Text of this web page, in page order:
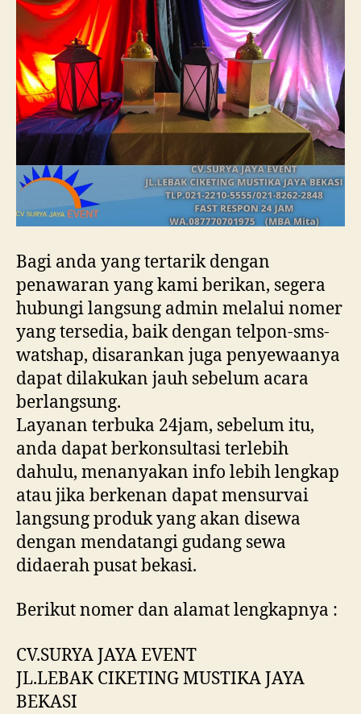
Bagi anda yang tertarik dengan
penawaran yang kami berikan, segera
hubungi langsung admin melalui nomer
yang tersedia, baik dengan telpon-sms-
watshap, disarankan juga penyewaanya
dapat dilakukan jauh sebelum acara
berlangsung.
Layanan terbuka 24jam, sebelum itu,
anda dapat berkonsultasi terlebih
dahulu, menanyakan info lebih lengkap
atau jika berkenan dapat mensurvai
langsung produk yang akan disewa
dengan mendatangi gudang sewa
didaerah pusat bekasi.
Berikut nomer dan alamat lengkapnya :
CV.SURYA JAYA EVENT
JL.LEBAK CIKETING MUSTIKA JAYA
BEKASI